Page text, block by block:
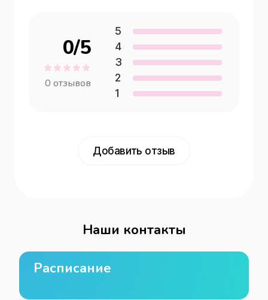
0/5
0 отзывов
5
4
3
2
1
Добавить отзыв
Наши контакты
Расписание